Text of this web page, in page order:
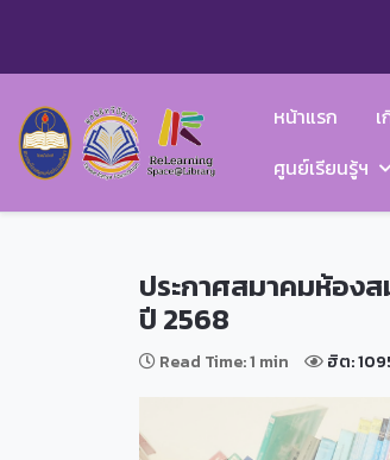
หน้าแรก
ศูนย์เรียนรู้ฯ
ประกาศสมาคมห้อง
ปี 2568
Read Time: 1 min ฮิต: